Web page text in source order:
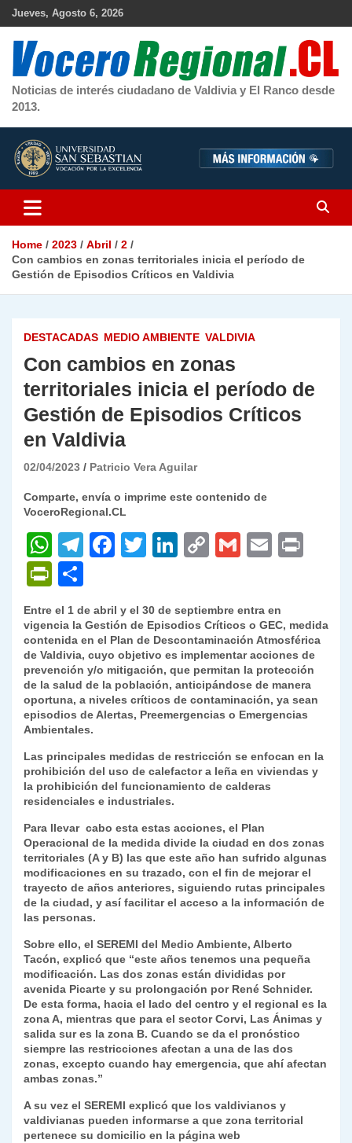
Skip
Jueves, Agosto 6, 2026
Noticias de interés ciudadano de Valdivia y El Ranco desde
2013.
Home 2023 Abril
2
Con cambios en zonas territoriales inicia el período de
Gestión de Episodios Críticos en Valdivia
DESTACADAS MEDIO AMBIENTE VALDIVIA
Con cambios en zonas
territoriales inicia el período de
Gestión de Episodios Críticos
en Valdivia
02/04/2023 Patricio Vera Aguilar
Comparte, envía o imprime este contenido de
VoceroRegional.CL
W
h
at
s
A
p
p
T
gr
a
m
F
e
b
o
o
k
T
er
Li
e
dI
n
C
y
Li
n
k
G
l
E
l
P
ri
nt
Fr
ie
n
dl
y
m
p
ar
tir
Entre el 1 de abril y el 30 de septiembre entra en
vigencia la Gestión de Episodios Críticos o GEC, medida
contenida en el Plan de Descontaminación Atmosférica
de Valdivia, cuyo objetivo es implementar acciones de
prevención y/o mitigación, que permitan la protección
de la salud de la población, anticipándose de manera
oportuna, a niveles críticos de contaminación, ya sean
episodios de Alertas, Preemergencias o Emergencias
Ambientales.
Las principales medidas de restricción se enfocan en la
prohibición del uso de calefactor a leña en viviendas y
la prohibición del funcionamiento de calderas
residenciales e industriales.
Para llevar cabo esta estas acciones, el Plan
Operacional de la medida divide la ciudad en dos zonas
territoriales (A y B) las que este año han sufrido algunas
modificaciones en su trazado, con el fin de mejorar el
trayecto de años anteriores, siguiendo rutas principales
de la ciudad, y así facilitar el acceso a la información de
las personas.
Sobre ello, el SEREMI del Medio Ambiente, Alberto
Tacón, explicó que “este años tenemos una pequeña
modificación. Las dos zonas están divididas por
avenida Picarte y su prolongación por René Schnider.
De esta forma, hacia el lado del centro y el regional es la
zona A, mientras que para el sector Corvi, Las Ánimas y
salida sur es la zona B. Cuando se da el pronóstico
siempre las restricciones afectan a una de las dos
zonas, excepto cuando hay emergencia, que ahí afectan
ambas zonas.”
A su vez el SEREMI explicó que los valdivianos y
valdivianas pueden informarse a que zona territorial
pertenece su domicilio en la página web